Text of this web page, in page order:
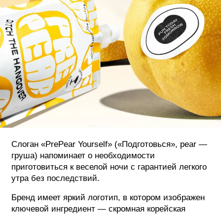
Слоган «PrePear Yourself» («Подготовься», pear —
груша) напоминает о необходимости
приготовиться к веселой ночи с гарантией легкого
утра без последствий.
Бренд имеет яркий логотип, в котором изображен
ключевой ингредиент — скромная корейская